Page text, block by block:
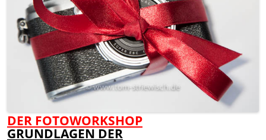
DER FOTOWORKSHOP
GRUNDLAGEN DER